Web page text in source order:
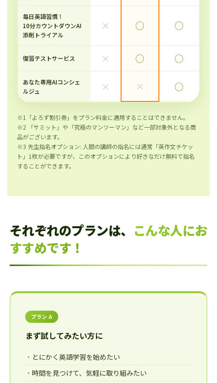
毎日英語習慣！
10分カウントダウンAI
添削トライアル
× ◯ ◯
復習テストサービス × ◯ ◯
あなた専用AIコンシェ
ルジュ
× × ◯
※1「よろず割引券」をプラン料金に適用することはできません。
※2 「サミット」や「究極のマンツーマン」など一部対象外となる商
品がございます。
※3 先生指名オプション: 人間の講師の指名には通常「英作文チケッ
ト」1枚が必要ですが、このオプションにより好きなだけ無料で指名
することができます。
それぞれのプランは、 こんな人にお
すすめです！
プラン A
まず試してみたい方に
とにかく英語学習を始めたい
時間を見つけて、気軽に取り組みたい